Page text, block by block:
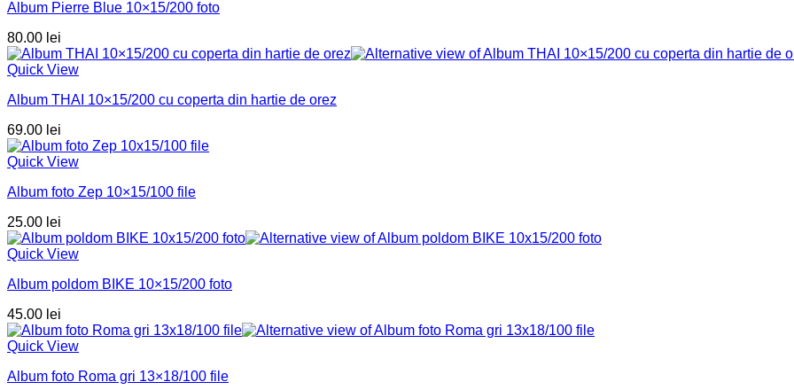
Album Pierre Blue 10×15/200 foto
80.00 lei
Quick View
Album THAI 10×15/200 cu coperta din hartie de orez
69.00 lei
Quick View
Album foto Zep 10×15/100 file
25.00 lei
Quick View
Album poldom BIKE 10×15/200 foto
45.00 lei
Quick View
Album foto Roma gri 13×18/100 file